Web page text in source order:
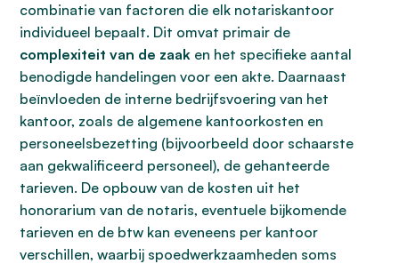
combinatie van factoren die elk notariskantoor
individueel bepaalt. Dit omvat primair de
complexiteit van de zaak en het specifieke aantal
benodigde handelingen voor een akte. Daarnaast
beïnvloeden de interne bedrijfsvoering van het
kantoor, zoals de algemene kantoorkosten en
personeelsbezetting (bijvoorbeeld door schaarste
aan gekwalificeerd personeel), de gehanteerde
tarieven. De opbouw van de kosten uit het
honorarium van de notaris, eventuele bijkomende
tarieven en de btw kan eveneens per kantoor
verschillen, waarbij spoedwerkzaamheden soms